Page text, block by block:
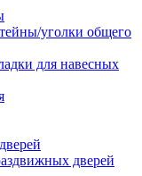
уголки общего
для навесных
дверей